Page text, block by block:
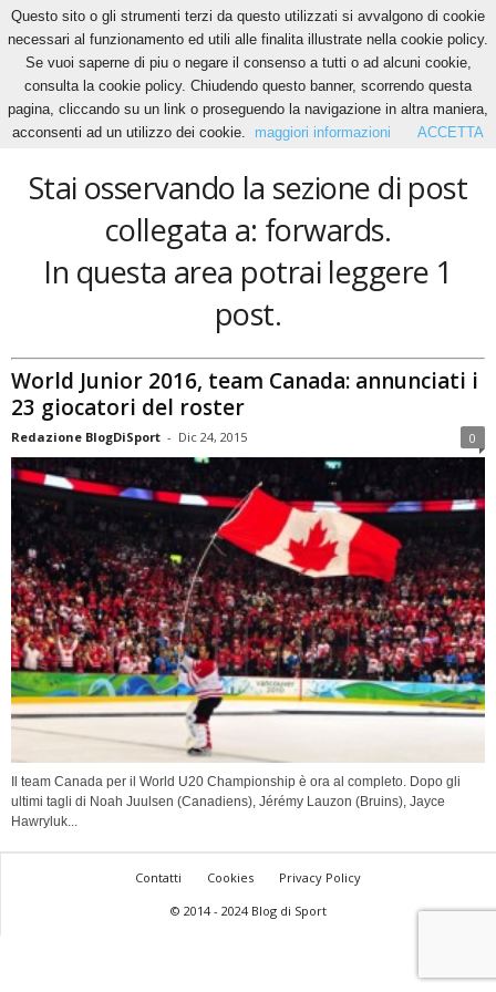
Home Tags Forwards
forwards
Stai osservando la sezione di post
collegata a: forwards.
In questa area potrai leggere 1
post.
World Junior 2016, team Canada: annunciati i
23 giocatori del roster
Redazione BlogDiSport - Dic 24, 2015 0
Il team Canada per il World U20 Championship è ora al completo. Dopo gli
ultimi tagli di Noah Juulsen (Canadiens), Jérémy Lauzon (Bruins), Jayce
Hawryluk...
Contatti Cookies
Privacy Policy
© 2014 - 2024 Blog di Sport
Questo sito o gli strumenti terzi da questo utilizzati si avvalgono di cookie
necessari al funzionamento ed utili alle finalita illustrate nella cookie policy.
Se vuoi saperne di piu o negare il consenso a tutti o ad alcuni cookie,
consulta la cookie policy. Chiudendo questo banner, scorrendo questa
pagina, cliccando su un link o proseguendo la navigazione in altra maniera,
acconsenti ad un utilizzo dei cookie.
maggiori informazioni ACCETTA